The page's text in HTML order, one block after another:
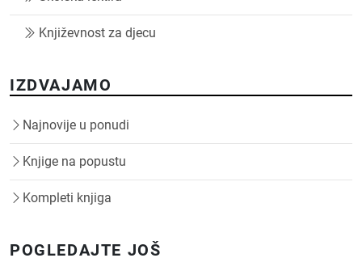
Književnost za djecu
IZDVAJAMO
Najnovije u ponudi
Knjige na popustu
Kompleti knjiga
POGLEDAJTE JOŠ